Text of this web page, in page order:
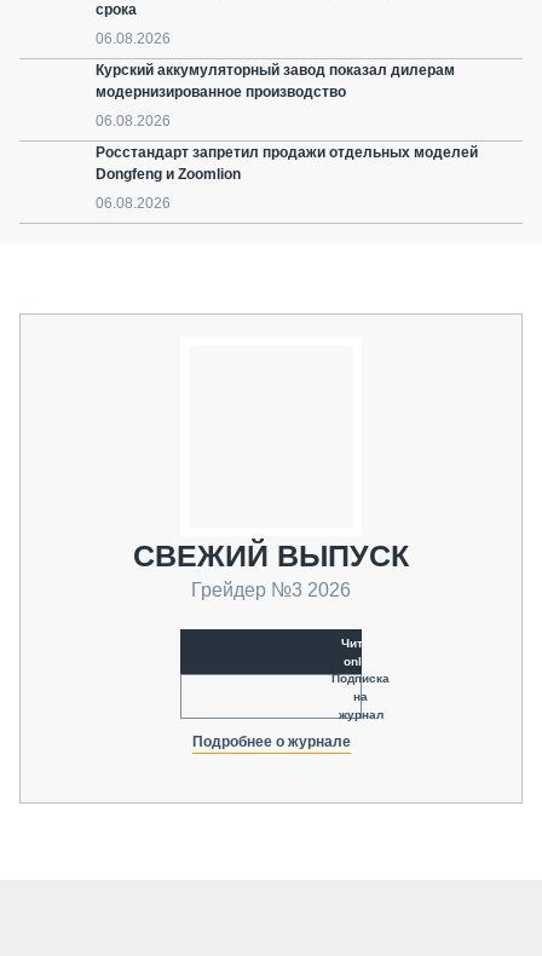
срока
06.08.2026
Курский аккумуляторный завод показал дилерам
модернизированное производство
06.08.2026
Росстандарт запретил продажи отдельных моделей
Dongfeng и Zoomlion
06.08.2026
СВЕЖИЙ ВЫПУСК
Грейдер №3 2026
Читать
online
Подписка
на
журнал
Подробнее о журнале